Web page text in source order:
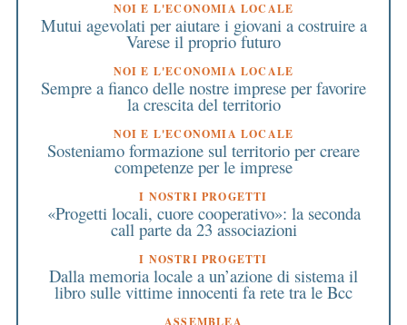
NOI E L'ECONOMIA LOCALE
Mutui agevolati per aiutare i giovani a costruire a
Varese il proprio futuro
NOI E L'ECONOMIA LOCALE
Sempre a fianco delle nostre imprese per favorire
la crescita del territorio
NOI E L'ECONOMIA LOCALE
Sosteniamo formazione sul territorio per creare
competenze per le imprese
I NOSTRI PROGETTI
«Progetti locali, cuore cooperativo»: la seconda
call parte da 23 associazioni
I NOSTRI PROGETTI
Dalla memoria locale a un’azione di sistema il
libro sulle vittime innocenti fa rete tra le Bcc